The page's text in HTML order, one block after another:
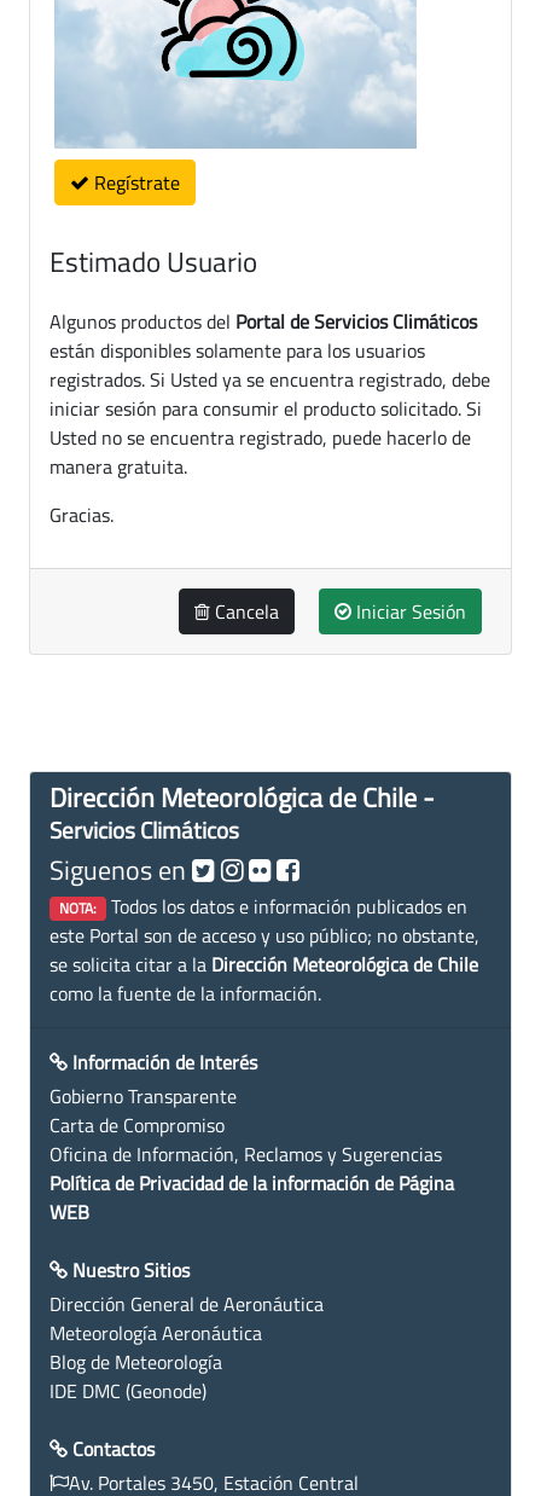
Regístrate
Estimado Usuario
Algunos productos del Portal de Servicios Climáticos
están disponibles solamente para los usuarios
registrados. Si Usted ya se encuentra registrado, debe
iniciar sesión para consumir el producto solicitado. Si
Usted no se encuentra registrado, puede hacerlo de
manera gratuita.
Gracias.
Cancela Iniciar Sesión
Dirección Meteorológica de Chile -
Servicios Climáticos
Siguenos en
NOTA: Todos los datos e información publicados en
este Portal son de acceso y uso público; no obstante,
se solicita citar a la Dirección Meteorológica de Chile
como la fuente de la información.
Información de Interés
Gobierno Transparente
Carta de Compromiso
Oficina de Información, Reclamos y Sugerencias
Política de Privacidad de la información de Página
WEB
Nuestro Sitios
Dirección General de Aeronáutica
Meteorología Aeronáutica
Blog de Meteorología
IDE DMC (Geonode)
Contactos
Av. Portales 3450, Estación Central